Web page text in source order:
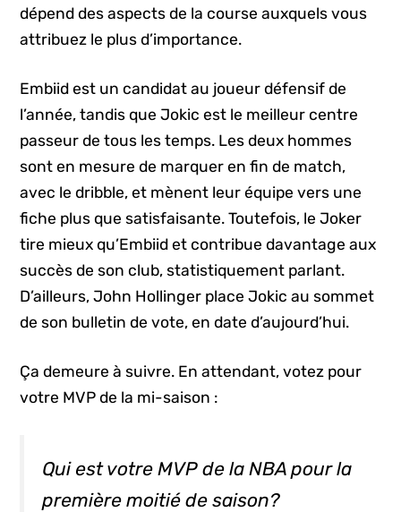
dépend des aspects de la course auxquels vous
attribuez le plus d’importance.
Embiid est un candidat au joueur défensif de
l’année, tandis que Jokic est le meilleur centre
passeur de tous les temps. Les deux hommes
sont en mesure de marquer en fin de match,
avec le dribble, et mènent leur équipe vers une
fiche plus que satisfaisante. Toutefois, le Joker
tire mieux qu’Embiid et contribue davantage aux
succès de son club, statistiquement parlant.
D’ailleurs, John Hollinger place Jokic au sommet
de son bulletin de vote, en date d’aujourd’hui.
Ça demeure à suivre. En attendant, votez pour
votre MVP de la mi-saison :
Qui est votre MVP de la NBA pour la
première moitié de saison?